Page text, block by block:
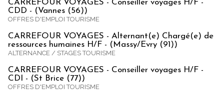
CARREFOUR VOYAGES - Conseiller voyages H/F -
CDD - (Vannes (56))
OFFRES D'EMPLOI TOURISME
CARREFOUR VOYAGES - Alternant(e) Chargé(e) de
ressources humaines H/F - (Massy/Evry (91))
ALTERNANCE / STAGES TOURISME
CARREFOUR VOYAGES - Conseiller voyages H/F -
CDI - (St Brice (77))
OFFRES D'EMPLOI TOURISME